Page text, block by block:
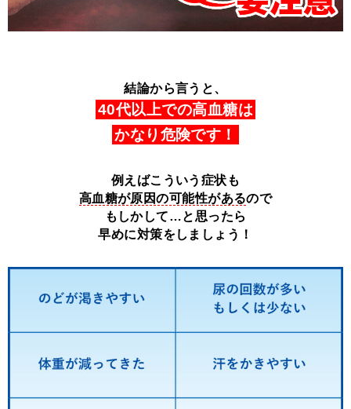
結論から言うと、
40代以上での高血糖は
かなり危険です！
例えばこういう症状も
高血糖が原因の可能性があるので
もしかして…と思ったら
早めに対策をしましょう！